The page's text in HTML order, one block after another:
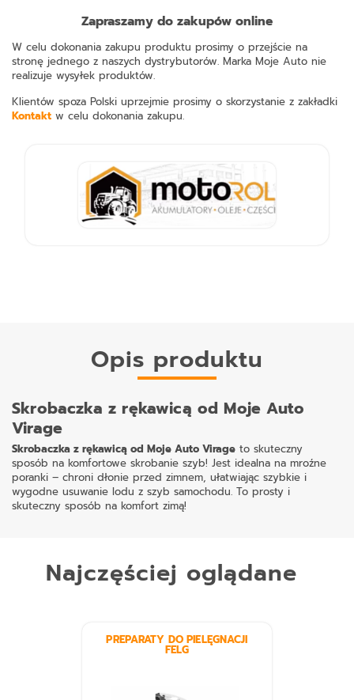
Zapraszamy do zakupów online
W celu dokonania zakupu produktu prosimy o przejście na
stronę jednego z naszych dystrybutorów. Marka Moje Auto nie
realizuje wysyłek produktów.
Klientów spoza Polski uprzejmie prosimy o skorzystanie z zakładki
Kontakt w celu dokonania zakupu.
Opis produktu
Skrobaczka z rękawicą od Moje Auto
Virage
Skrobaczka z rękawicą od Moje Auto Virage to skuteczny
sposób na komfortowe skrobanie szyb! Jest idealna na mroźne
poranki – chroni dłonie przed zimnem, ułatwiając szybkie i
wygodne usuwanie lodu z szyb samochodu. To prosty i
skuteczny sposób na komfort zimą!
Najczęściej oglądane
PREPARATY DO PIELĘGNACJI
FELG